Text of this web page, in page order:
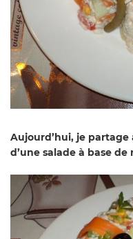
Aujourd’hui, je partage
d’une salade à base